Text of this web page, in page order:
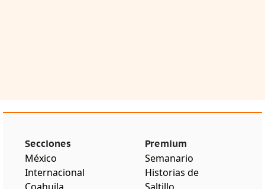
Secciones
México
Internacional
Premium
Semanario
Historias de